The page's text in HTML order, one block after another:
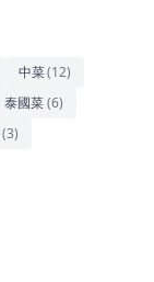
中菜(12)
泰國菜(6)
(3)